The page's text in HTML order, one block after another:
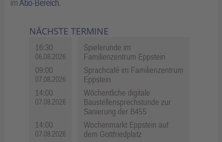
imAbo-Bereich.
NÄCHSTE TERMINE
16:30
06.08.2026
Spielerunde im
Familienzentrum Eppstein
09:00
07.08.2026
Sprachcafé im Familienzentrum
Eppstein
14:00
07.08.2026
Wöchentliche digitale
Baustellensprechstunde zur
Sanierung der B455
14:00
07.08.2026
Wochenmarkt Eppstein auf
dem Gottfriedplatz